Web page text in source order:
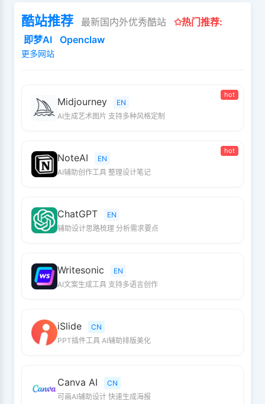
酷站推荐 最新国内外优秀酷站
✩热门推荐:
即梦AI
Openclaw
更多网站
hot
Midjourney
EN
AI生成艺术图片 支持多种风格定制
hot
NoteAI
EN
AI辅助创作工具 整理设计笔记
ChatGPT
EN
辅助设计思路梳理 分析需求要点
Writesonic
EN
AI文案生成工具 支持多语言创作
iSlide
CN
PPT插件工具 AI辅助排版美化
Canva AI
CN
可画AI辅助设计 快速生成海报